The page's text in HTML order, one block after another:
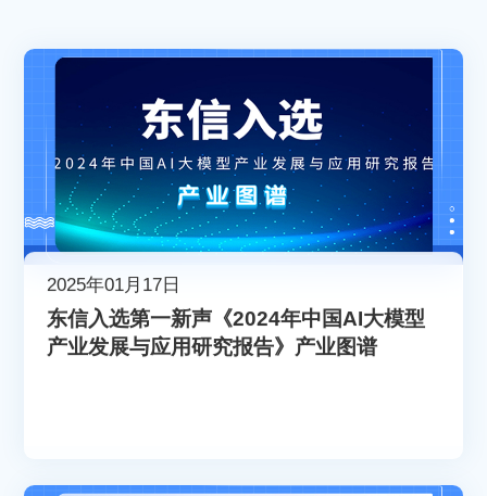
2025年01月17日
东信入选第一新声《2024年中国AI大模型
产业发展与应用研究报告》产业图谱